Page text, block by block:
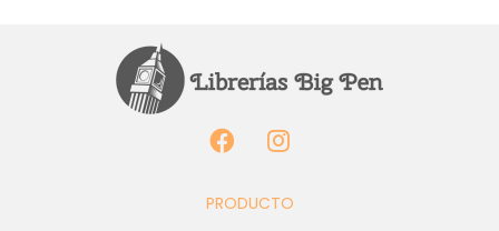
PRODUCTO